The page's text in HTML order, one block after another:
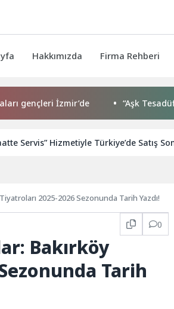
Hakkımızda Firma Rehberi
İzmir’de “Aşk Tesadüfleri
Servis” Hizmetiyle Türkiye’de Satış
Tiyatroları 2025-2026 Sezonunda Tarih Yazdı!
0
Bakırköy
Tarih